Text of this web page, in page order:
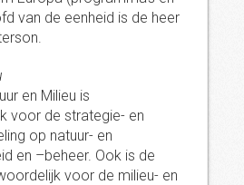
van de eenheid is de heer
en Milieu is
voor de strategie- en
op natuur- en
en –beheer. Ook is de
voor de milieu- en